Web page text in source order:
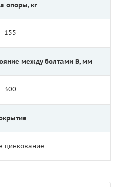
опоры, кг
155
между болтами B, мм
300
цинкование